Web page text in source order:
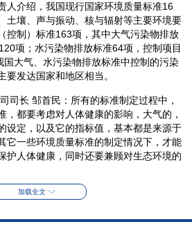
介绍，我国现行国家环境质量标准16
土壤、声与振动、核与辐射等主要环境要
控制）标准163项，其中大气污染物排放
项；水污染物排放标准64项，控制项目
大气、水污染物排放标准中控制的污染
要发达国家和地区相当。
长 邹首民：所有的标准制定过程中，
，都要考虑对人体健康的影响，大气的，
设定，以及它的指标值，基本都是来源于
它一些环境质量标准的制定情况下，才能
护人体健康，同时还要兼顾对生态环境的
加载全文